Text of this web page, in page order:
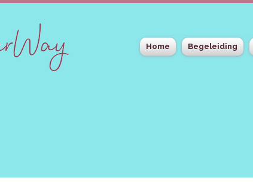
Home Begeleiding